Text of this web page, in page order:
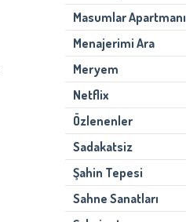
Masumlar Apartmanı
Menajerimi Ara
Meryem
Netflix
Özlenenler
Sadakatsiz
Şahin Tepesi
Sahne Sanatları